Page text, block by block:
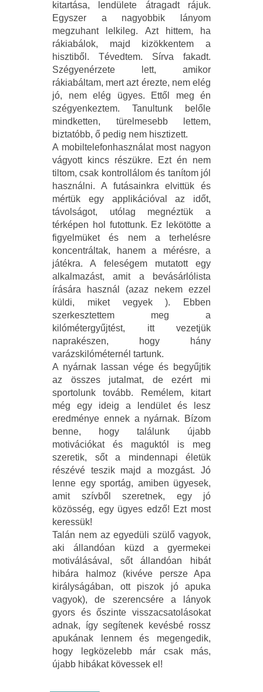
kitartása, lendülete átragadt rájuk.
Egyszer a nagyobbik lányom
megzuhant lelkileg. Azt hittem, ha
rákiabálok, majd kizökkentem a
hisztiből. Tévedtem. Sírva fakadt.
Szégyenérzete lett, amikor
rákiabáltam, mert azt érezte, nem elég
jó, nem elég ügyes. Ettől meg én
szégyenkeztem. Tanultunk belőle
mindketten, türelmesebb lettem,
biztatóbb, ő pedig nem hisztizett.
A mobiltelefonhasználat most nagyon
vágyott kincs részükre. Ezt én nem
tiltom, csak kontrollálom és tanítom jól
használni. A futásainkra elvittük és
mértük egy applikációval az időt,
távolságot, utólag megnéztük a
térképen hol futottunk. Ez lekötötte a
figyelmüket és nem a terhelésre
koncentráltak, hanem a mérésre, a
játékra. A feleségem mutatott egy
alkalmazást, amit a bevásárlólista
írására használ (azaz nekem ezzel
küldi, miket vegyek ). Ebben
szerkesztettem meg a
kilómétergyűjtést, itt vezetjük
naprakészen, hogy hány
varázskilóméternél tartunk.
A nyárnak lassan vége és begyűjtik
az összes jutalmat, de ezért mi
sportolunk tovább. Remélem, kitart
még egy ideig a lendület és lesz
eredménye ennek a nyárnak. Bízom
benne, hogy találunk újabb
motivációkat és maguktól is meg
szeretik, sőt a mindennapi életük
részévé teszik majd a mozgást. Jó
lenne egy sportág, amiben ügyesek,
amit szívből szeretnek, egy jó
közösség, egy ügyes edző! Ezt most
keressük!
Talán nem az egyedüli szülő vagyok,
aki állandóan küzd a gyermekei
motiválásával, sőt állandóan hibát
hibára halmoz (kivéve persze Apa
királyságában, ott piszok jó apuka
vagyok), de szerencsére a lányok
gyors és őszinte visszacsatolásokat
adnak, így segítenek kevésbé rossz
apukának lennem és megengedik,
hogy legközelebb már csak más,
újabb hibákat kövessek el!